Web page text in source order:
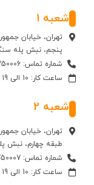
شعبه 1
تهران، خیابان
پنجم، نبش پله سنگی
شماره تماس: 66750006-021
ساعت کار: 10 الی 19
شعبه 2
تهران، خیابان
طبقه چهارم، نبش پله
شماره تماس: 66750007-021
ساعت کار: 10 الی 19